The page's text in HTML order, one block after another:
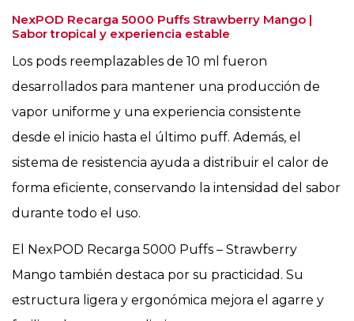
NexPOD Recarga 5000 Puffs Strawberry Mango |
Sabor tropical y experiencia estable
Los pods reemplazables de 10 ml fueron
desarrollados para mantener una producción de
vapor uniforme y una experiencia consistente
desde el inicio hasta el último puff. Además, el
sistema de resistencia ayuda a distribuir el calor de
forma eficiente, conservando la intensidad del sabor
durante todo el uso.
El NexPOD Recarga 5000 Puffs – Strawberry
Mango también destaca por su practicidad. Su
estructura ligera y ergonómica mejora el agarre y